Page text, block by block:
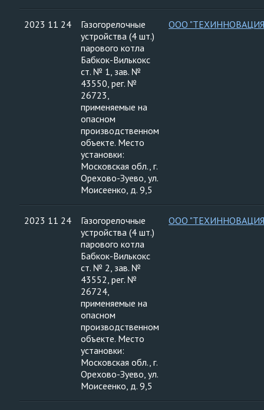
2023 11 24
Газогорелочные
устройства (4 шт.)
парового котла
Бабкок-Вилькокс
ст. № 1, зав. №
43550, рег. №
26723,
применяемые на
опасном
производственном
объекте. Место
установки:
Московская обл., г.
Орехово-Зуево, ул.
Моисеенко, д. 9,5
ООО
2023 11 24
Газогорелочные
устройства (4 шт.)
парового котла
Бабкок-Вилькокс
ст. № 2, зав. №
43552, рег. №
26724,
применяемые на
опасном
производственном
объекте. Место
установки:
Московская обл., г.
Орехово-Зуево, ул.
Моисеенко, д. 9,5
ООО